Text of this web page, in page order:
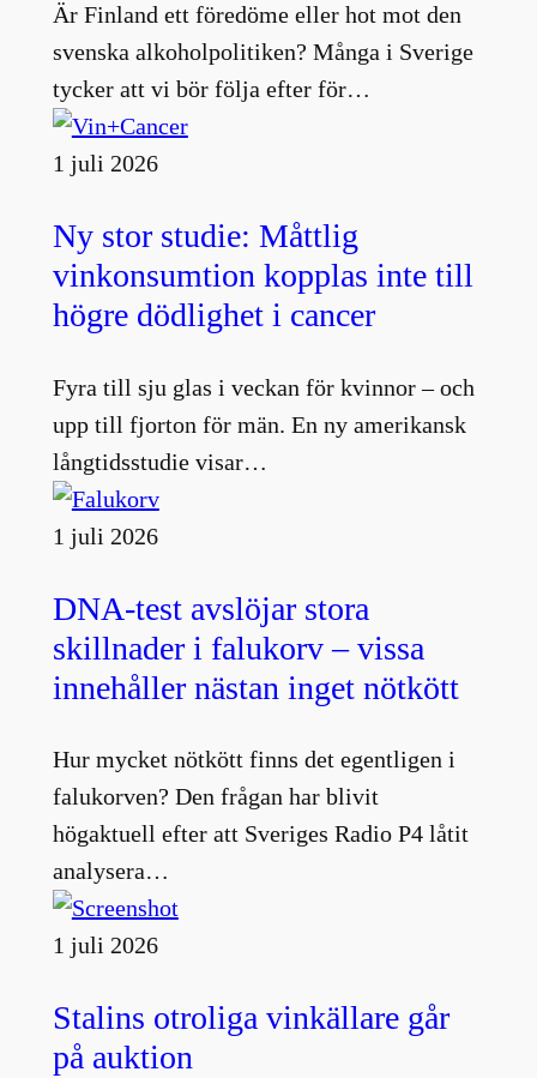
Är Finland ett föredöme eller hot mot den
svenska alkoholpolitiken? Många i Sverige
tycker att vi bör följa efter för…
1 juli 2026
Ny stor studie: Måttlig
vinkonsumtion kopplas inte till
högre dödlighet i cancer
Fyra till sju glas i veckan för kvinnor – och
upp till fjorton för män. En ny amerikansk
långtidsstudie visar…
1 juli 2026
DNA-test avslöjar stora
skillnader i falukorv – vissa
innehåller nästan inget nötkött
Hur mycket nötkött finns det egentligen i
falukorven? Den frågan har blivit
högaktuell efter att Sveriges Radio P4 låtit
analysera…
1 juli 2026
Stalins otroliga vinkällare går
på auktion